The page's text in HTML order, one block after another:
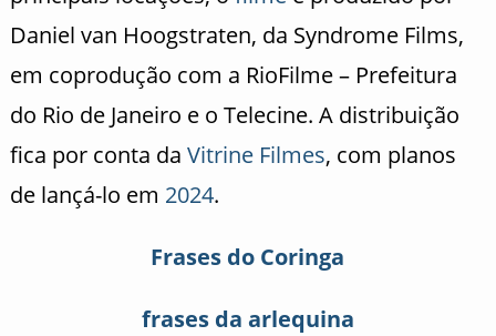
Daniel van Hoogstraten, da Syndrome Films,
em coprodução com a RioFilme – Prefeitura
do Rio de Janeiro e o Telecine. A distribuição
fica por conta da Vitrine Filmes, com planos
de lançá-lo em 2024.
Frases do Coringa
frases da arlequina